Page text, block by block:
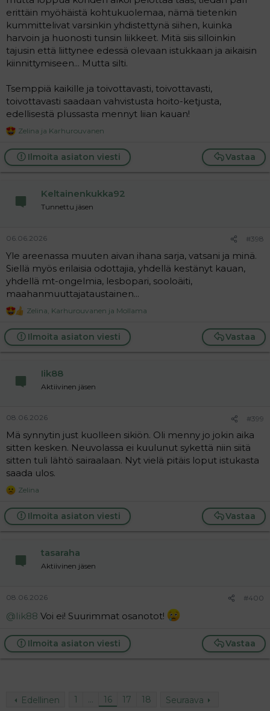
erittäin myöhäistä kohtukuolemaa, nämä tietenkin
kummittelivat varsinkin yhdistettynä siihen, kuinka
harvoin ja huonosti tunsin liikkeet. Mitä siis silloinkin
tajusin että liittynee edessä olevaan istukkaan ja aikaisin
kiinnittymiseen... Mutta silti.
Tsemppiä kaikille ja toivottavasti, toivottavasti,
toivottavasti saadaan vahvistusta hoito-ketjusta,
edellisestä plussasta mennyt liian kauan!
R
a
c
t
Zelina ja Karhurouvanen
Vastaa
Ilmoita asiaton viesti
Keltainenkukka92
Tunnettu jäsen
06.06.2026 #398
Yle areenassa muuten aivan ihana sarja, vatsani ja minä.
Siellä myös erilaisia odottajia, yhdellä kestänyt kauan,
yhdellä mt-ongelmia, lesbopari, sooloäiti,
maahanmuuttajataustainen...
R
a
c
t
Zelina Karhurouvanen ja Mollama
Vastaa
Ilmoita asiaton viesti
Iik88
Aktiivinen jäsen
08.06.2026 #399
Mä synnytin just kuolleen sikiön. Oli menny jo jokin aika
sitten kesken. Neuvolassa ei kuulunut sykettä niin siitä
sitten tuli lähtö sairaalaan. Nyt vielä pitäis loput istukasta
saada ulos.
R
a
c
t
Zelina
Vastaa
Ilmoita asiaton viesti
tasaraha
Aktiivinen jäsen
08.06.2026 #400
@Iik88 Voi ei! Suurimmat osanotot!
Vastaa
Ilmoita asiaton viesti
Edellinen 1 … 16 17 18 Seuraava